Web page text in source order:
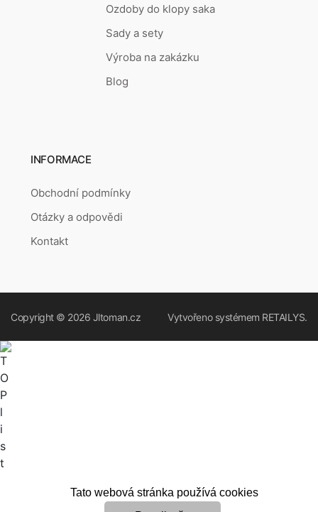
Ozdoby do klopy saka
Sady a sety
Výroba na zakázku
Blog
INFORMACE
Obchodní podmínky
Otázky a odpovědi
Kontakt
Copyright © 2026 Jltoman.cz Vytvořeno systémem RETAILYS.
Tato webová stránka používá cookies